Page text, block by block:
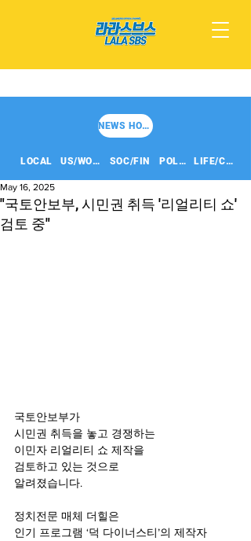
NEWS HOME
LOCAL US/WORLD SOC/FIN POLITICS LIFE/CULT
"국토안보부, 시민권 취득 '리얼리티 쇼'
검토 중"
May 16, 2025
국토안보부가
시민권 취득을 놓고 경쟁하는
이민자 리얼리티 쇼 제작을
검토하고 있는 것으로
알려졌습니다.
정치전문 매체 더힐은
인기 프로그램 ‘덕 다이너스티’의 제작자